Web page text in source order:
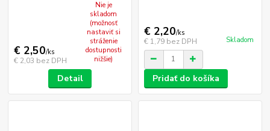
€ 2,50/ks
€ 2,03 bez DPH
Nie je
skladom
(možnosť
nastaviť si
stráženie
dostupnosti
nižšie)
Detail
€ 2,20/ks
€ 1,79 bez DPH Skladom
Pridať do košíka